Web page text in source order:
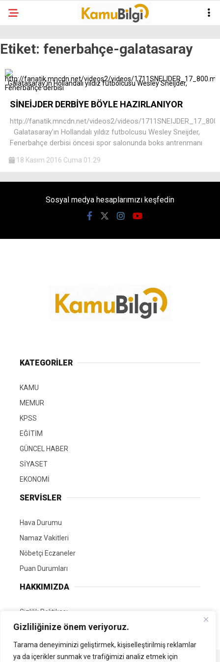
Gizliliğinize önem veriyoruz.
Tarama deneyiminizi geliştirmek, kişiselleştirilmiş reklamlar
ya da içerikler sunmak ve trafiğimizi analiz etmek için
Etiket: fenerbahçe-galatasaray
SİNEİJDER DERBİYE BÖYLE HAZIRLANIYOR
http://fanatik.mncdn.net/videos2/videos/
Galatasaray’ın Hollandalı yıldız futbolcusu Wesley Sneijder,
Fenerbahçe derbisi öncesi spor salonunda boks antrenmanı
18 Kasım 2016 Cuma 01:29
Sosyal medya hesaplarımızı keşfedin
KATEGORİLER
KAMU
MEMUR
KPSS
EĞİTİM
GÜNCEL HABER
SİYASET
EKONOMİ
SERVİSLER
Hava Durumu
Namaz Vakitleri
Nöbetçi Eczaneler
Puan Durumları
HAKKIMIZDA
Gizlilik Politikası
GÖNÜLLÜ EDİTÖRÜMÜZ OL